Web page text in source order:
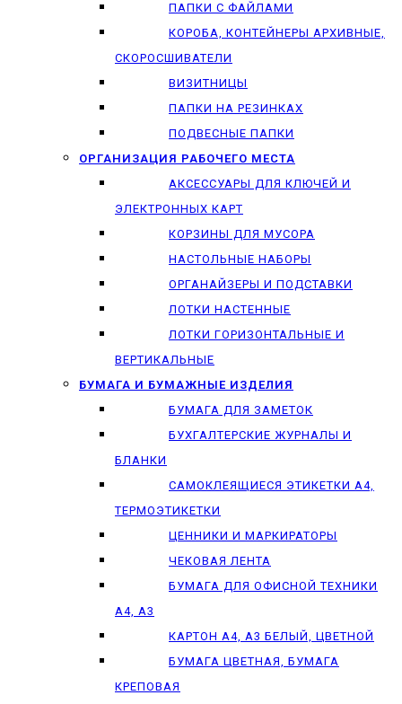
ПАПКИ С ФАЙЛАМИ
КОРОБА, КОНТЕЙНЕРЫ АРХИВНЫЕ,
СКОРОСШИВАТЕЛИ
ВИЗИТНИЦЫ
ПАПКИ НА РЕЗИНКАХ
ПОДВЕСНЫЕ ПАПКИ
ОРГАНИЗАЦИЯ РАБОЧЕГО МЕСТА
АКСЕССУАРЫ ДЛЯ КЛЮЧЕЙ И
ЭЛЕКТРОННЫХ КАРТ
КОРЗИНЫ ДЛЯ МУСОРА
НАСТОЛЬНЫЕ НАБОРЫ
ОРГАНАЙЗЕРЫ И ПОДСТАВКИ
ЛОТКИ НАСТЕННЫЕ
ЛОТКИ ГОРИЗОНТАЛЬНЫЕ И
ВЕРТИКАЛЬНЫЕ
БУМАГА И БУМАЖНЫЕ ИЗДЕЛИЯ
БУМАГА ДЛЯ ЗАМЕТОК
БУХГАЛТЕРСКИЕ ЖУРНАЛЫ И
БЛАНКИ
САМОКЛЕЯЩИЕСЯ ЭТИКЕТКИ А4,
ТЕРМОЭТИКЕТКИ
ЦЕННИКИ И МАРКИРАТОРЫ
ЧЕКОВАЯ ЛЕНТА
БУМАГА ДЛЯ ОФИСНОЙ ТЕХНИКИ
А4, А3
КАРТОН А4, А3 БЕЛЫЙ, ЦВЕТНОЙ
БУМАГА ЦВЕТНАЯ, БУМАГА
КРЕПОВАЯ